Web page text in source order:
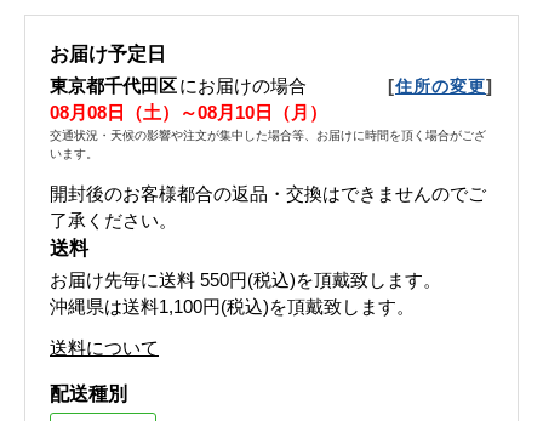
お届け予定日
東京都千代田区にお届けの場合 [住所の変更]
08月08日（土）～08月10日（月）
交通状況・天候の影響や注文が集中した場合等、お届けに時間を頂く場合がござ
います。
開封後のお客様都合の返品・交換はできませんのでご
了承ください。
送料
お届け先毎に送料 550円(税込)を頂戴致します。
沖縄県は送料1,100円(税込)を頂戴致します。
送料について
配送種別